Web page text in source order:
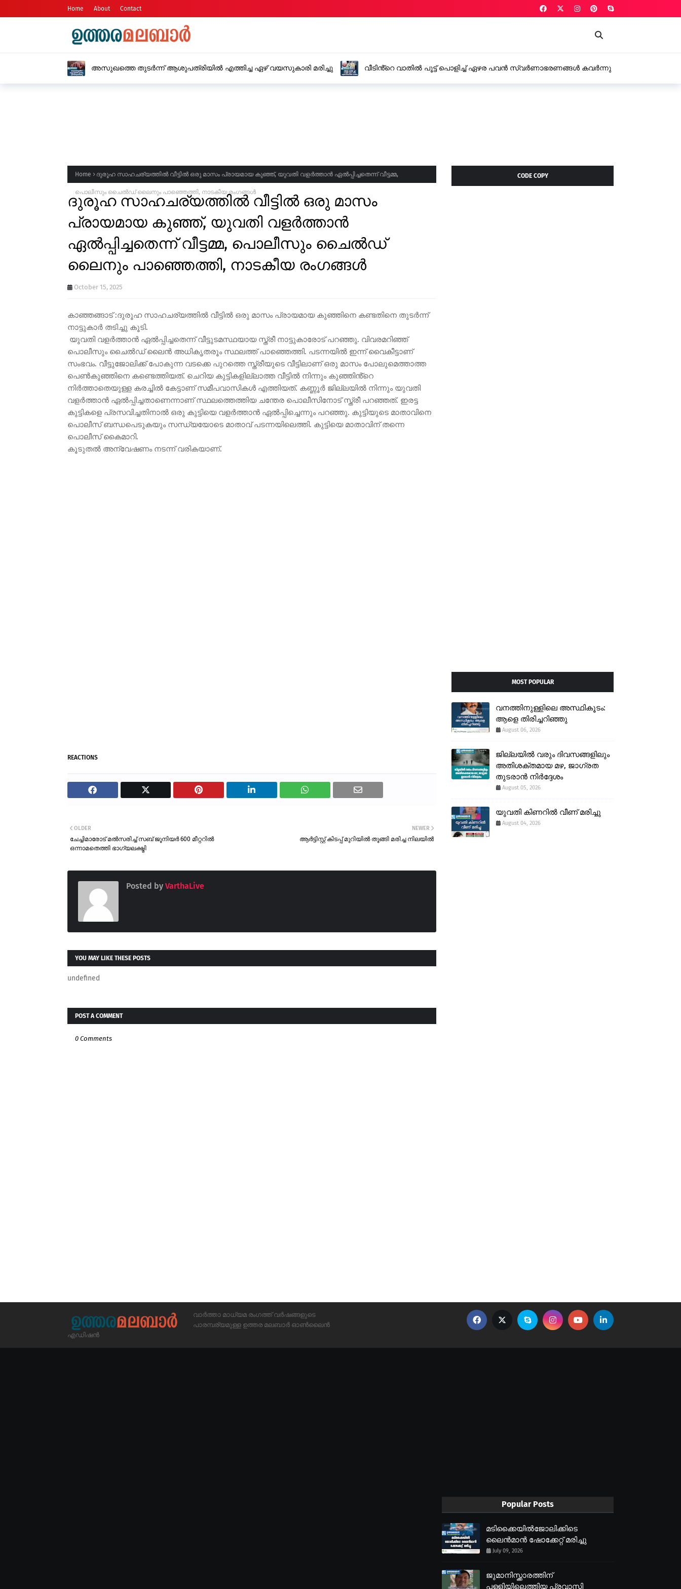
Home About Contact
അസുഖത്തെ തുടർന്ന് ആശുപത്രിയിൽ എത്തിച്ച ഏഴ് വയസുകാരി മരിച്ചു വീടിൻ്റെ വാതിൽ പൂട്ട് പൊളിച്ച് ഏഴര പവൻ സ്വർണാഭരണങ്ങൾ കവർന്നു
Home ദുരൂഹ സാഹചര്യത്തിൽ വീട്ടിൽ ഒരു മാസം പ്രായമായ കുഞ്ഞ്, യുവതി വളർത്താൻ ഏൽപ്പിച്ചതെന്ന് വീട്ടമ്മ,
പൊലീസും ചൈൽഡ് ലൈനും പാഞ്ഞെത്തി, നാടകീയ രംഗങ്ങൾ
ദുരൂഹ സാഹചര്യത്തിൽ വീട്ടിൽ ഒരു മാസം
പ്രായമായ കുഞ്ഞ്, യുവതി വളർത്താൻ
ഏൽപ്പിച്ചതെന്ന് വീട്ടമ്മ, പൊലീസും ചൈൽഡ്
ലൈനും പാഞ്ഞെത്തി, നാടകീയ രംഗങ്ങൾ
October 15, 2025
കാഞ്ഞങ്ങാട് :ദുരൂഹ സാഹചര്യത്തിൽ വീട്ടിൽ ഒരു മാസം പ്രായമായ കുഞ്ഞിനെ കണ്ടതിനെ തുടർന്ന്
നാട്ടുകാർ തടിച്ചു കൂടി.
യുവതി വളർത്താൻ ഏൽപ്പിച്ചതെന്ന് വീട്ടുടമസ്ഥയായ സ്ത്രീ നാട്ടുകാരോട് പറഞ്ഞു. വിവരമറിഞ്ഞ്
പൊലീസും ചൈൽഡ് ലൈൻ അധികൃതരൂം സ്ഥലത്ത് പാഞ്ഞെത്തി. പടന്നയിൽ ഇന്ന് വൈകീട്ടാണ്
സംഭവം. വീട്ടുജോലിക്ക് പോകുന്ന വടക്കെ പുറത്തെ സ്ത്രീയുടെ വീട്ടിലാണ് ഒരു മാസം പോലുമെത്താത്ത
പെൺകുഞ്ഞിനെ കണ്ടെത്തിയത്. ചെറിയ കുട്ടികളില്ലാത്ത വീട്ടിൽ നിന്നും കുഞ്ഞിൻ്റെ
നിർത്താതെയുള്ള കരച്ചിൽ കേട്ടാണ് സമീപവാസികൾ എത്തിയത്. കണ്ണൂർ ജില്ലയിൽ നിന്നും യുവതി
വളർത്താൻ ഏൽപ്പിച്ചതാണെന്നാണ് സ്ഥലത്തെത്തിയ ചന്തേര പൊലീസിനോട് സ്ത്രീ പറഞ്ഞത്. ഇരട്ട
കുട്ടികളെ പ്രസവിച്ചതിനാൽ ഒരു കുട്ടിയെ വളർത്താൻ ഏൽപ്പിച്ചെന്നും പറഞ്ഞു. കുട്ടിയുടെ മാതാവിനെ
പൊലീസ് ബന്ധപെടുകയും സന്ധ്യയോടെ മാതാവ് പടന്നയിലെത്തി. കുട്ടിയെ മാതാവിന് തന്നെ
പൊലീസ് കൈമാറി.
കൂടുതൽ അന്വേഷണം നടന്ന് വരികയാണ്.
REACTIONS
NEWER
ആർട്ടിസ്റ്റ് കിടപ്പ് മുറിയിൽ തൂങ്ങി മരിച്ച നിലയിൽ
OLDER
ചേച്ചിമാരോട് മൽസരിച്ച് സബ് ജൂനിയർ 600 മീറ്ററിൽ
ഒന്നാമതെത്തി ഭാഗ്യലക്ഷ്മി
Posted by VarthaLive
YOU MAY LIKE THESE POSTS
undefined
POST A COMMENT
0 Comments
CODE COPY
MOST POPULAR
വനത്തിനുള്ളിലെ അസ്ഥികൂടം:
ആളെ തിരിച്ചറിഞ്ഞു
August 06, 2026
ജില്ലയിൽ വരും ദിവസങ്ങളിലും
അതിശക്തമായ മഴ, ജാഗ്രത
തുടരാൻ നിർദ്ദേശം
August 05, 2026
യുവതി കിണറിൽ വീണ് മരിച്ചു
August 04, 2026
വാർത്താ മാധ്യമ രംഗത്ത് വർഷങ്ങളുടെ
പാരമ്പര്യമുള്ള ഉത്തര മലബാർ ഓൺലൈൻ
എഡിഷൻ
Popular Posts
മടിക്കൈയിൽജോലിക്കിടെ
ലൈൻമാൻ ഷോക്കേറ്റ് മരിച്ചു
July 09, 2026
ജുമാനിസ്ക്കാരത്തിന്
പള്ളിയിലെത്തിയ പ്രവാസി